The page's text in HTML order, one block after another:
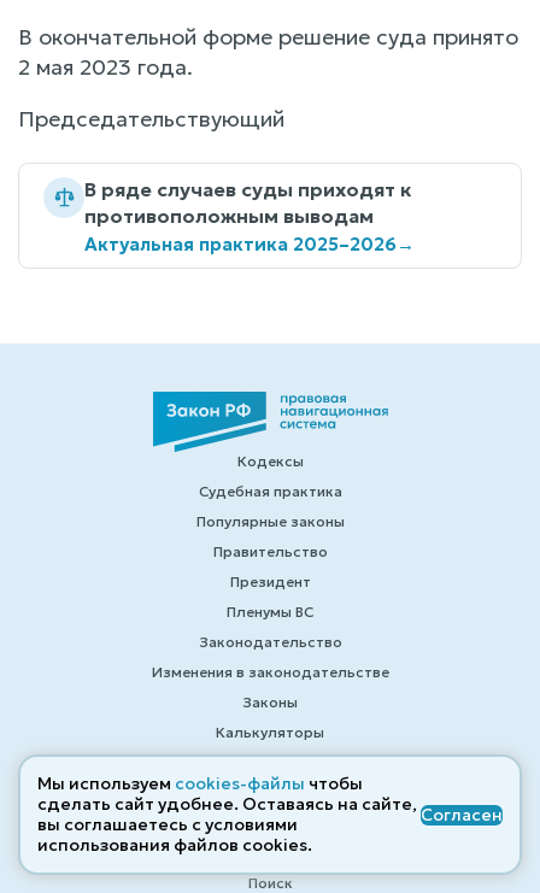
В окончательной форме решение суда принято
2 мая 2023 года.
Председательствующий
В ряде случаев суды приходят к
противоположным выводам
Актуальная практика 2025–2026→
Кодексы
Судебная практика
Популярные законы
Правительство
Президент
Пленумы ВС
Законодательство
Изменения в законодательстве
Законы
Калькуляторы
Справочные материалы
Образцы договоров
Контакты
Помощь
Поиск
Мы используем cookies-файлы чтобы
сделать сайт удобнее. Оставаясь на сайте,
вы соглашаетесь с условиями
использования файлов cооkies.
Согласен